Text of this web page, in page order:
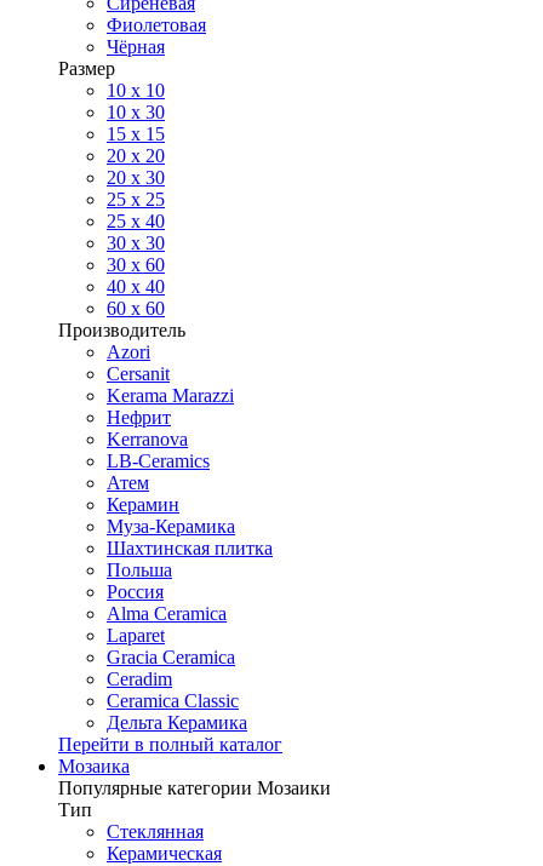
Фиолетовая
Чёрная
Размер
10 х 10
10 x 30
15 x 15
20 х 20
20 x 30
25 x 25
25 x 40
30 x 30
30 х 60
40 х 40
60 х 60
Производитель
Azori
Cersanit
Kerama Marazzi
Нефрит
Kerranova
LB-Ceramics
Атем
Керамин
Муза-Керамика
Шахтинская плитка
Польша
Россия
Alma Ceramica
Laparet
Gracia Ceramica
Ceradim
Ceramica Classic
Дельта Керамика
Перейти в полный каталог
Мозаика
Популярные категории Мозаики
Тип
Стеклянная
Керамическая